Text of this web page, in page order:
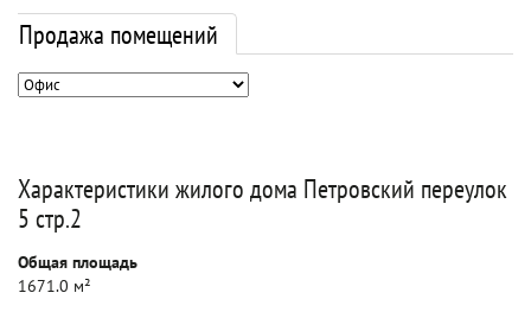
Продажа помещений
Характеристики жилого дома Петровский переулок
5 стр.2
Общая площадь
1671.0 м²